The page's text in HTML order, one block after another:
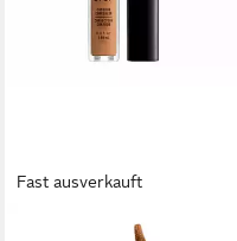
Fast ausverkauft
NYX PROFESSIONAL MAKE UP